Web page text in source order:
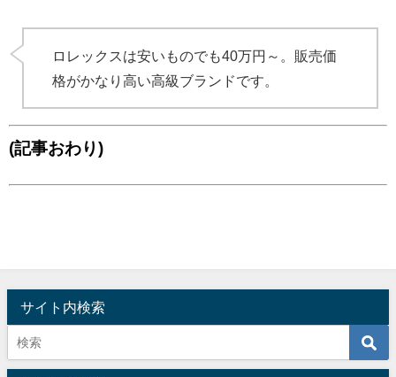
ロレックスは安いものでも40万円～。販売価
格がかなり高い高級ブランドです。
(記事おわり)
サイト内検索